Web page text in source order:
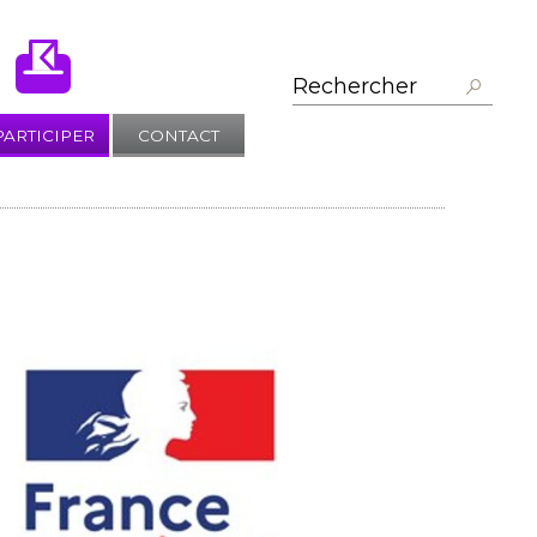
CONTACT